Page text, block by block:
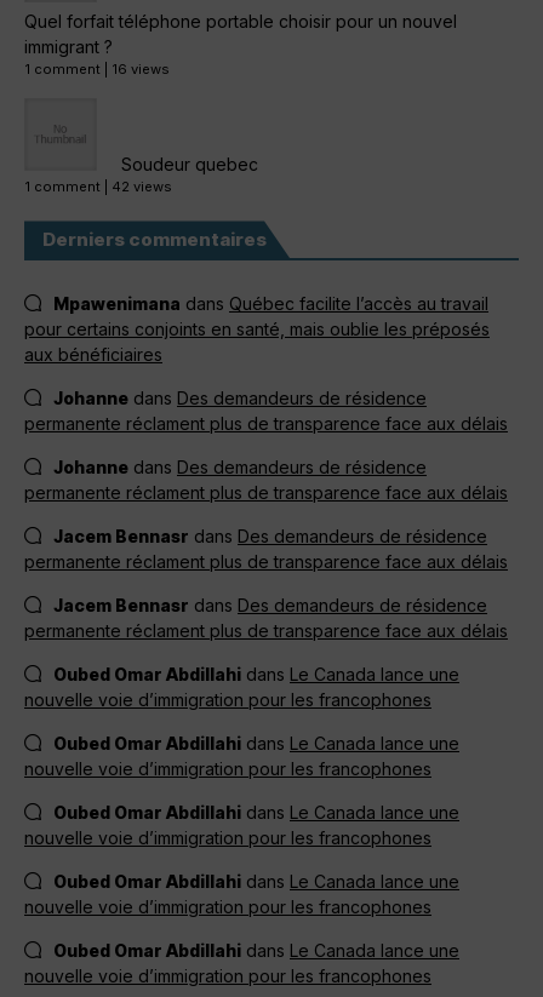
Quel forfait téléphone portable choisir pour un nouvel
immigrant ?
1 comment 16 views
Soudeur quebec
1 comment 42 views
Derniers commentaires
Mpawenimana dans Québec facilite l’accès au travail
pour certains conjoints en santé, mais oublie les préposés
aux bénéficiaires
Johanne dans Des demandeurs de résidence
permanente réclament plus de transparence face aux délais
Johanne dans Des demandeurs de résidence
permanente réclament plus de transparence face aux délais
Jacem Bennasr dans Des demandeurs de résidence
permanente réclament plus de transparence face aux délais
Jacem Bennasr dans Des demandeurs de résidence
permanente réclament plus de transparence face aux délais
Oubed Omar Abdillahi dans Le Canada lance une
nouvelle voie d’immigration pour les francophones
Oubed Omar Abdillahi dans Le Canada lance une
nouvelle voie d’immigration pour les francophones
Oubed Omar Abdillahi dans Le Canada lance une
nouvelle voie d’immigration pour les francophones
Oubed Omar Abdillahi dans Le Canada lance une
nouvelle voie d’immigration pour les francophones
Oubed Omar Abdillahi dans Le Canada lance une
nouvelle voie d’immigration pour les francophones